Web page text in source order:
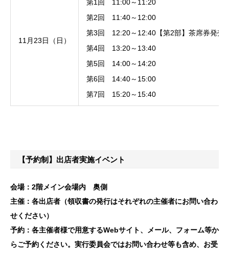
11月23日（日）
第1回 11:00～11:20
第2回 11:40～12:00
第3回 12:20～12:40【第2部】茶席券発
第4回 13:20～13:40
第5回 14:00～14:20
第6回 14:40～15:00
第7回 15:20～15:40
【予約制】出店者実施イベント
会場：2階メイン会場内 奥側
主催：各出店者（領収書の発行はそれぞれの主催者にお問い合わ
せください）
予約：各主催者様で用意するWebサイト、メール、フォーム等か
らご予約ください。実行委員会ではお問い合わせ等も含め、お受